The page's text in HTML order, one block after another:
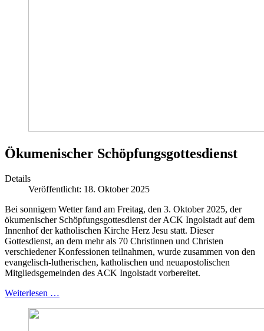
Ökumenischer Schöpfungsgottesdienst
Details
Veröffentlicht: 18. Oktober 2025
Bei sonnigem Wetter fand am Freitag, den 3. Oktober 2025, der
ökumenischer Schöpfungsgottesdienst der ACK Ingolstadt auf dem
Innenhof der katholischen Kirche Herz Jesu statt. Dieser
Gottesdienst, an dem mehr als 70 Christinnen und Christen
verschiedener Konfessionen teilnahmen, wurde zusammen von den
evangelisch-lutherischen, katholischen und neuapostolischen
Mitgliedsgemeinden des ACK Ingolstadt vorbereitet.
Weiterlesen …